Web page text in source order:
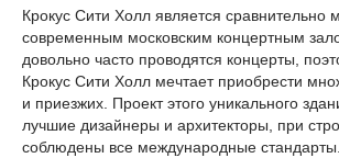
Крокус Сити Холл является сравнительно
современным московским концертным
довольно часто проводятся концерты,
Крокус Сити Холл мечтает приобрести
и приезжих. Проект этого уникального
лучшие дизайнеры и архитекторы, при
соблюдены все международные стандарты.